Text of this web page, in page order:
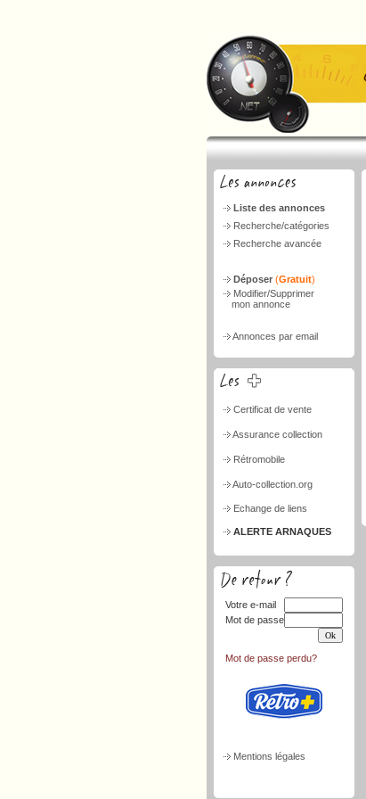
Liste des annonces
Recherche/catégories
Recherche avancée
Déposer (Gratuit)
Modifier/Supprimer
mon annonce
Annonces par email
Certificat de vente
Assurance collection
Rétromobile
Auto-collection.org
Echange de liens
ALERTE ARNAQUES
Votre e-mail
Mot de passe
Mot de passe perdu?
Mentions légales